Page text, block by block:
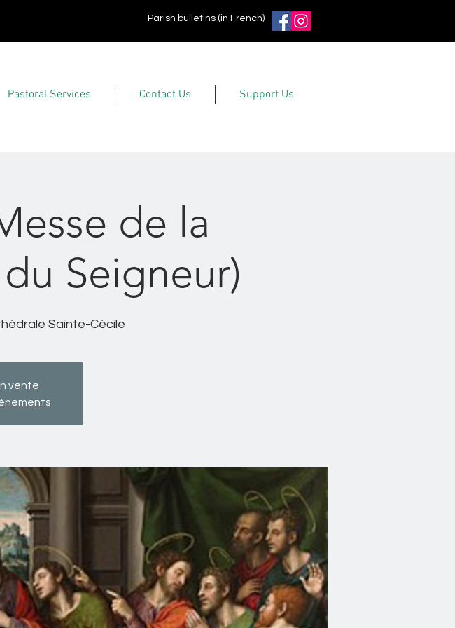
Parish bulletins (in French)
Pastoral Services Contact Us Support Us
de la
Seigneur)
Sainte-Cécile
vente